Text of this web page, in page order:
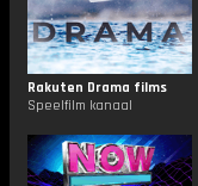
Rakuten Drama films
Speelfilm kanaal